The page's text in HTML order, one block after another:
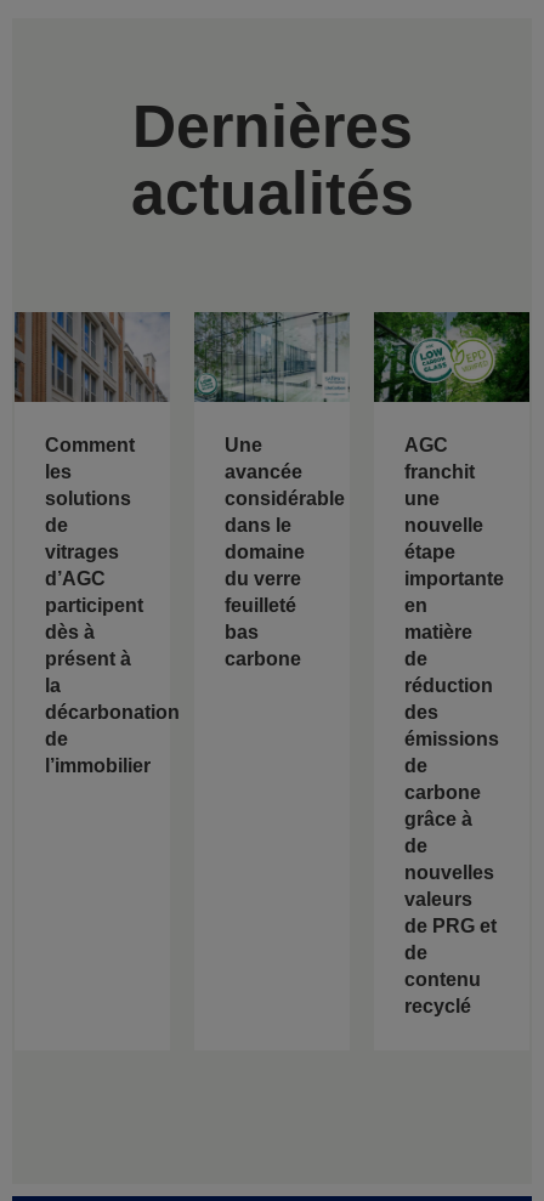
Dernières
actualités
Comment
les
solutions
de
vitrages
d’AGC
participent
dès à
présent à
la
décarbonation
de
l’immobilier
Une
avancée
considérable
dans le
domaine
du verre
feuilleté
bas
carbone
AGC
franchit
une
nouvelle
étape
importante
en
matière
de
réduction
des
émissions
de
carbone
grâce à
de
nouvelles
valeurs
de PRG et
de
contenu
recyclé